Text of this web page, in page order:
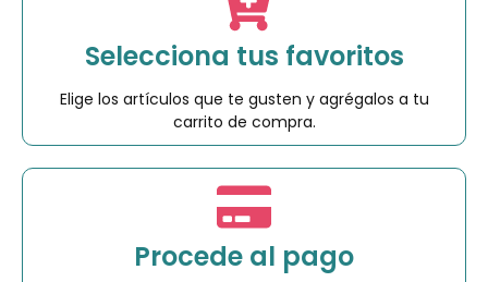
Selecciona tus favoritos
Elige los artículos que te gusten y agrégalos a tu
carrito de compra.
Procede al pago